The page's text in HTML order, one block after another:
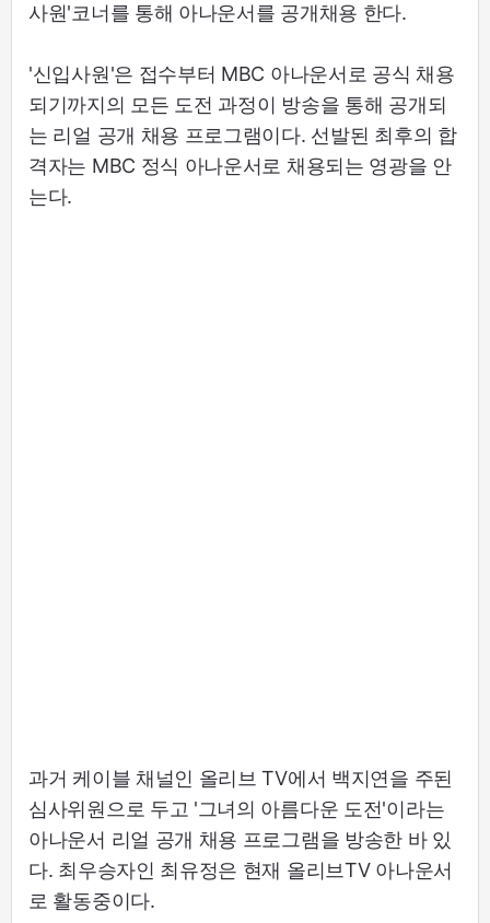
사원'코너를 통해 아나운서를 공개채용 한다.
'신입사원'은 접수부터 MBC 아나운서로 공식 채용
되기까지의 모든 도전 과정이 방송을 통해 공개되
는 리얼 공개 채용 프로그램이다. 선발된 최후의 합
격자는 MBC 정식 아나운서로 채용되는 영광을 안
는다.
과거 케이블 채널인 올리브 TV에서 백지연을 주된
심사위원으로 두고 '그녀의 아름다운 도전'이라는
아나운서 리얼 공개 채용 프로그램을 방송한 바 있
다. 최우승자인 최유정은 현재 올리브TV 아나운서
로 활동중이다.